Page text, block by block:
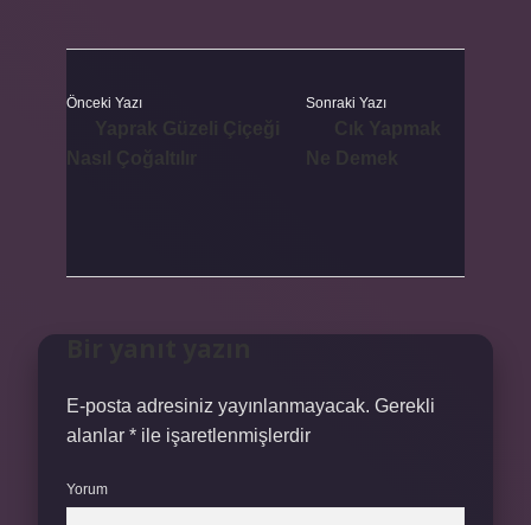
Önceki Yazı Sonraki Yazı
E-posta adresiniz yayınlanmayacak. Gerekli
alanlar * ile işaretlenmişlerdir
Yorum